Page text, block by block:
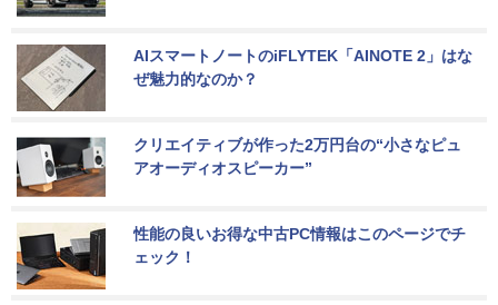
AIスマートノートのiFLYTEK「AINOTE 2」はな
ぜ魅力的なのか？
クリエイティブが作った2万円台の“小さなピュ
アオーディオスピーカー”
性能の良いお得な中古PC情報はこのページでチ
ェック！